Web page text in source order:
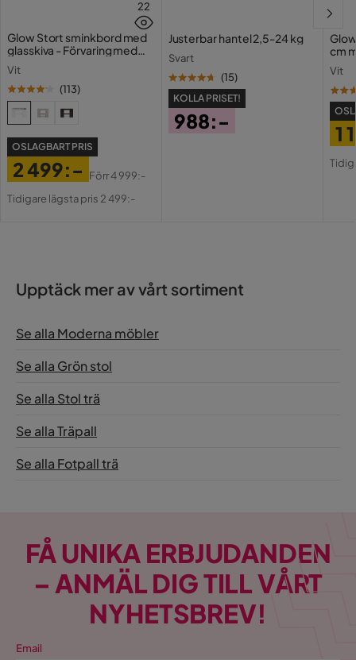
Metall:
22
Glow Stort sminkbord med
glasskiva - Förvaring med
Vit
(113)
OSLAGBART PRIS
Pris
2 499:-
Original
Förr4 999:-
Tidigare lägsta pris 2 499:-
Justerbar hantel 2,5-24 kg
Svart
(15)
KOLLA PRISET!
988:-
cm
Vit
1
Upptäck mer av vårt sortiment
Se alla Moderna möbler
Se alla Grön stol
Se alla Stol trä
Se alla Träpall
Se alla Fotpall trä
FÅ UNIKA ERBJUDANDEN
– ANMÄL DIG TILL VÅRT
NYHETSBREV!
Email